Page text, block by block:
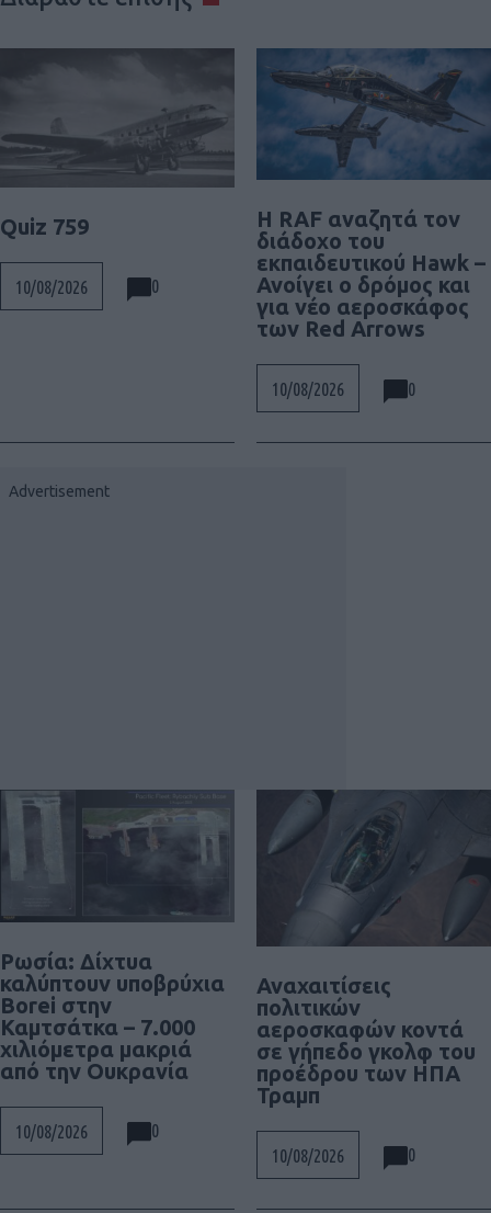
Quiz 759
10/08/2026 0
Η RAF αναζητά τον
διάδοχο του
εκπαιδευτικού Hawk –
Ανοίγει ο δρόμος και
για νέο αεροσκάφος
των Red Arrows
10/08/2026 0
Ρωσία: Δίχτυα
καλύπτουν υποβρύχια
Borei στην
Καμτσάτκα – 7.000
χιλιόμετρα μακριά
από την Ουκρανία
10/08/2026 0
Αναχαιτίσεις
πολιτικών
αεροσκαφών κοντά
σε γήπεδο γκολφ του
προέδρου των ΗΠΑ
Τραμπ
10/08/2026 0